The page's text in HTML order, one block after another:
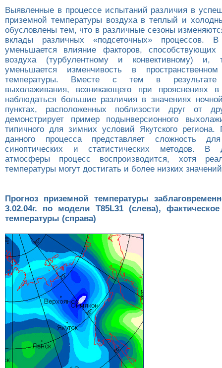
Выявленные в процессе испытаний различия в
приземной температуры воздуха в теплый и
обусловлены тем, что в различные сезоны
вклады различных «подсеточных» процессов.
уменьшается влияние факторов, способствующих
воздуха (турбулентному и конвективному) и,
уменьшается изменчивость в пространственном
температуры. Вместе с тем в результате
выхолаживания, возникающего при прояснениях
наблюдаться большие различия в значениях
пунктах, расположенных поблизости друг от
демонстрирует пример подынверсионного
типичного для зимних условий Якутского региона.
данного процесса представляет сложность
синоптических и статистических методов. В
атмосферы процесс воспроизводится, хотя
температуры могут достигать и более низких
Прогноз приземной температуры
3.02.04г. по модели T85L31 (слева), фактическое
температуры (справа)